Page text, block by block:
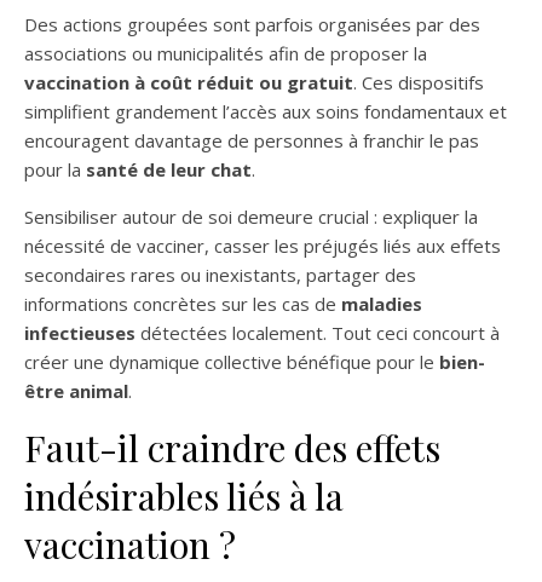
Des actions groupées sont parfois organisées par des
associations ou municipalités afin de proposer la
vaccination à coût réduit ou gratuit. Ces dispositifs
simplifient grandement l’accès aux soins fondamentaux et
encouragent davantage de personnes à franchir le pas
pour la santé de leur chat.
Sensibiliser autour de soi demeure crucial : expliquer la
nécessité de vacciner, casser les préjugés liés aux effets
secondaires rares ou inexistants, partager des
informations concrètes sur les cas de maladies
infectieuses détectées localement. Tout ceci concourt à
créer une dynamique collective bénéfique pour le bien-
être animal.
Faut-il craindre des effets
indésirables liés à la
vaccination ?